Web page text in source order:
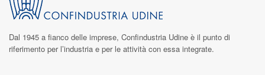
Dal 1945 a fianco delle imprese, Confindustria Udine è il punto di
riferimento per l’industria e per le attività con essa integrate.